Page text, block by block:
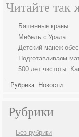
Читайте так
Башенные краны
Мебель с Урала
Детский манеж
Подготавливаем
500 лет чистоты.
Рубрика: Новости
Рубрики
Без рубрики